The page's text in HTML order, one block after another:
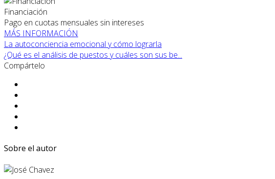
Financiación
Pago en cuotas mensuales sin intereses
MÁS INFORMACIÓN
La autoconciencia emocional y cómo lograrla
¿Qué es el análisis de puestos y cuáles son sus be...
Compártelo
Sobre el autor